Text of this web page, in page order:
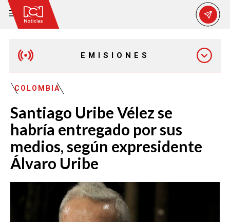
EMISIONES
EMISIÓN 7:00 PM
COLOMBIA
Santiago Uribe Vélez se
habría entregado por sus
medios, según expresidente
Álvaro Uribe